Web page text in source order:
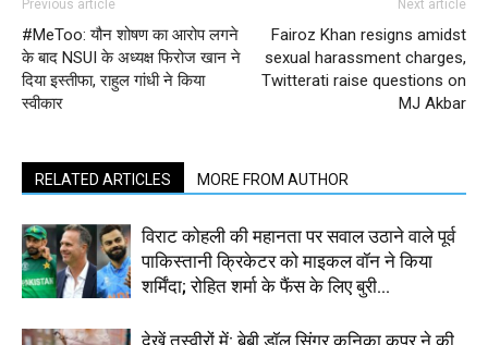
Previous article
#MeToo: यौन शोषण का आरोप लगने
के बाद NSUI के अध्यक्ष फिरोज खान ने
दिया इस्तीफा, राहुल गांधी ने किया
स्वीकार
Next article
Fairoz Khan resigns amidst
sexual harassment charges,
Twitterati raise questions on
MJ Akbar
RELATED ARTICLES MORE FROM AUTHOR
विराट कोहली की महानता पर सवाल उठाने वाले पूर्व
पाकिस्तानी क्रिकेटर को माइकल वॉन ने किया
शर्मिंदा; रोहित शर्मा के फैंस के लिए बुरी...
देखें तस्वीरों में: बेबी डॉल सिंगर कनिका कपूर ने की